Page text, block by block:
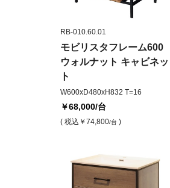
RB-010.60.01
モビリスタフレーム600
ウォルナット キャビネッ
ト
W600xD480xH832 T=16
￥68,000/台
( 税込 ￥74,800/台 )